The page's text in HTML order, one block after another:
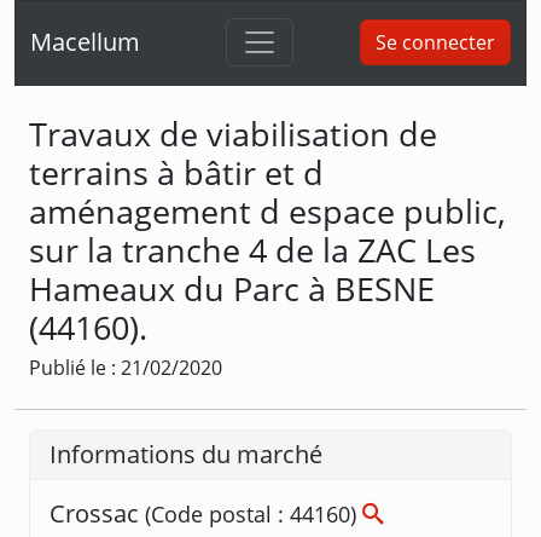
Macellum Se connecter
Travaux de viabilisation de
terrains à bâtir et d
aménagement d espace public,
sur la tranche 4 de la ZAC Les
Hameaux du Parc à BESNE
(44160).
Publié le : 21/02/2020
Informations du marché
Crossac (Code postal : 44160)